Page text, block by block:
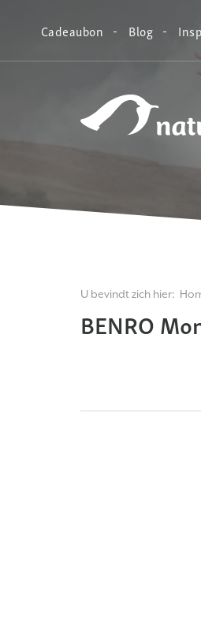
Cadeaubon Blog
U bevindt zich hier:
BENRO